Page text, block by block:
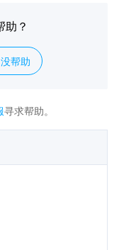
助？
没帮助
寻求帮助。